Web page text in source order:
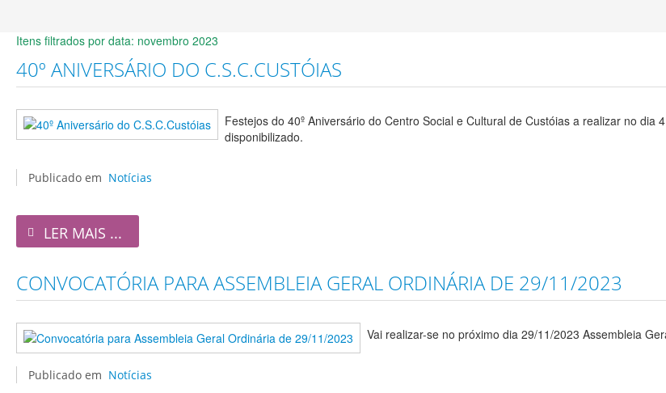
Itens filtrados por data: novembro 2023
40º ANIVERSÁRIO DO C.S.C.CUSTÓIAS
Festejos do 40º Aniversário do Centro Social e Cultural de Custóias a realizar no
disponibilizado.
Publicado em Notícias
LER MAIS ...
CONVOCATÓRIA PARA ASSEMBLEIA GERAL ORDINÁRIA DE 29/11/2023
Vai realizar-se no próximo dia 29/11/2023 Assembleia
Publicado em Notícias